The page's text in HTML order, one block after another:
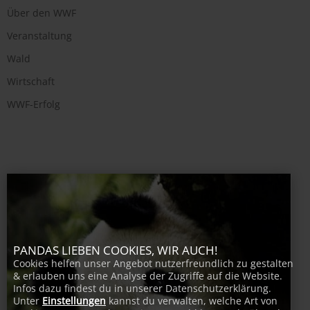
Über den WWF
Veranstaltung
Wald
Wirtschaft
WWF-Erfolg
PANDAS LIEBEN COOKIES, WIR AUCH!
Cookies helfen unser Angebot nutzerfreundlich zu gestalten
& erlauben uns eine Analyse der Zugriffe auf die Website.
Infos dazu findest du in unserer Datenschutzerklärung.
Unter Einstellungen kannst du verwalten, welche Art von